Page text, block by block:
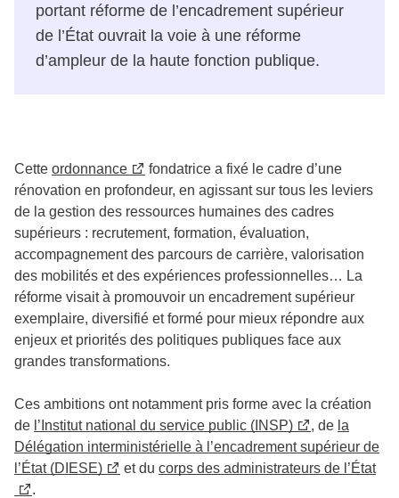
portant réforme de l’encadrement supérieur
de l’État ouvrait la voie à une réforme
d’ampleur de la haute fonction publique.
Cette ordonnance
fondatrice a fixé le cadre d’une
rénovation en profondeur, en agissant sur tous les leviers
de la gestion des ressources humaines des cadres
supérieurs : recrutement, formation, évaluation,
accompagnement des parcours de carrière, valorisation
des mobilités et des expériences professionnelles… La
réforme visait à promouvoir un encadrement supérieur
exemplaire, diversifié et formé pour mieux répondre aux
enjeux et priorités des politiques publiques face aux
grandes transformations.
Ces ambitions ont notamment pris forme avec la création
de l’Institut national du service public (INSP) , de la
Délégation interministérielle à l’encadrement supérieur de
l’État (DIESE)
et du corps des administrateurs de l’État
.